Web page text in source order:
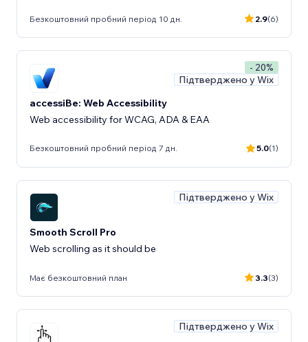
Безкоштовний пробний період 10 дн. 2.9(6)
- 20%
Підтверджено у Wix
accessiBe: Web Accessibility
Web accessibility for WCAG, ADA & EAA
Безкоштовний пробний період 7 дн. 5.0(1)
Підтверджено у Wix
Smooth Scroll Pro
Web scrolling as it should be
Має безкоштовний план 3.3(3)
Підтверджено у Wix